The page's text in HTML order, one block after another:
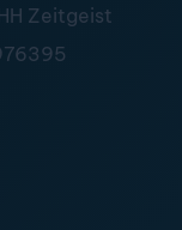
Zeitgeist